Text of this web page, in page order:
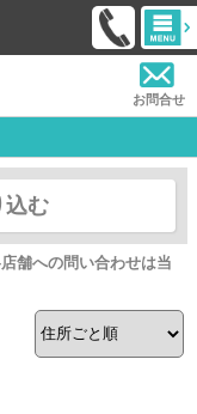
お問合せ
込む
舗への問い合わせは当